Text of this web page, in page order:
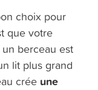
choix pour
que votre
un berceau est
lit plus grand
crée une